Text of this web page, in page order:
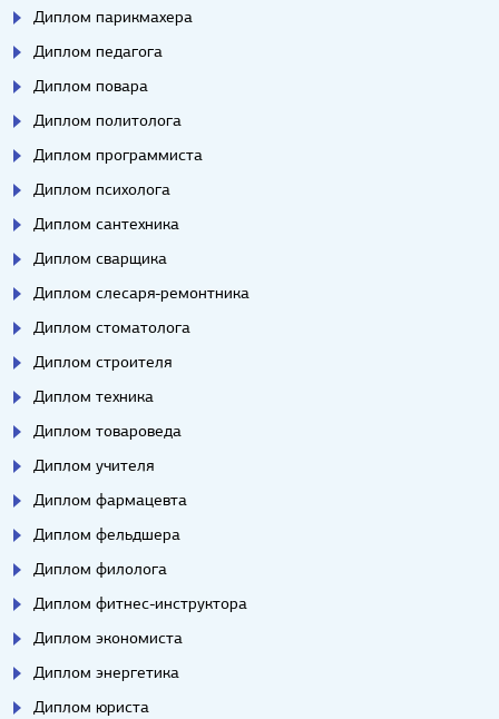
Диплом парикмахера
Диплом педагога
Диплом повара
Диплом политолога
Диплом программиста
Диплом психолога
Диплом сантехника
Диплом сварщика
Диплом слесаря-ремонтника
Диплом стоматолога
Диплом строителя
Диплом техника
Диплом товароведа
Диплом учителя
Диплом фармацевта
Диплом фельдшера
Диплом филолога
Диплом фитнес-инструктора
Диплом экономиста
Диплом энергетика
Диплом юриста